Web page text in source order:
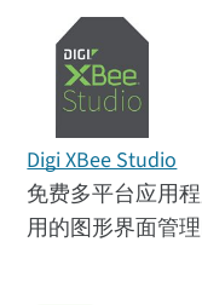
Digi XBee Studio
免费多平台应用
用的图形界面管